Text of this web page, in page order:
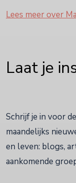
Lees meer over
Laat je
Schrijf je in voor
maandelijks
en leven: blogs,
aankomende